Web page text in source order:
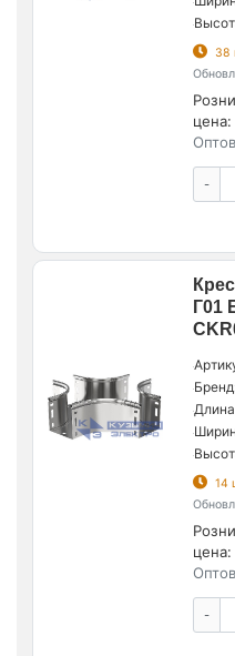
38
цена:
-
Г01
14
цена:
-